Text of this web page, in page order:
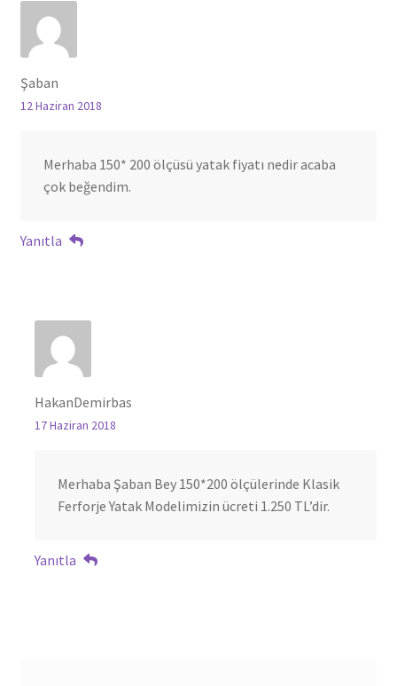
Şaban
12 Haziran 2018
Merhaba 150* 200 ölçüsü yatak fiyatı nedir acaba
çok beğendim.
Yanıtla
HakanDemirbas
17 Haziran 2018
Merhaba Şaban Bey 150*200 ölçülerinde Klasik
Ferforje Yatak Modelimizin ücreti 1.250 TL’dir.
Yanıtla